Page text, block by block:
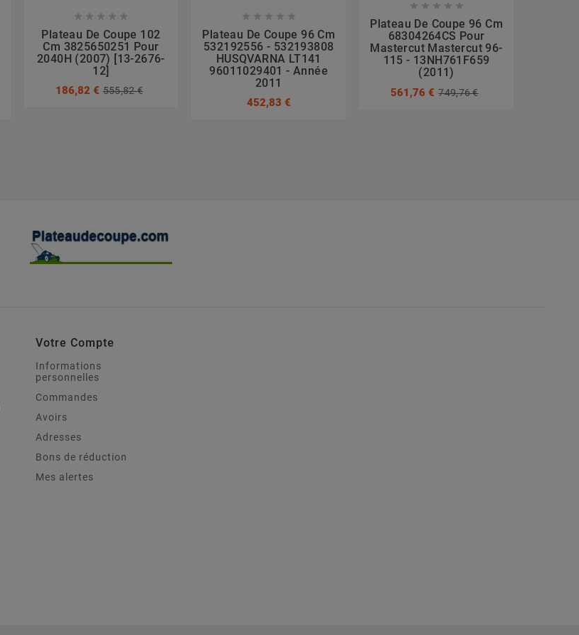
    
Plateau De Coupe 102
Cm 3825650251 Pour
2040H (2007) [13-2676-
12]
186,82 € 555,82 €
    
Plateau De Coupe 96 Cm
532192556 - 532193808
HUSQVARNA LT141
96011029401 - Année
2011
452,83 €
    
Plateau De Coupe 96 Cm
68304264CS Pour
Mastercut Mastercut 96-
115 - 13NH761F659
(2011)
561,76 € 749,76 €
Votre Compte
Informations
personnelles
Commandes
Avoirs
Adresses
Bons de réduction
Mes alertes